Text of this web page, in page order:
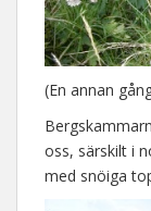
(En annan
oss, särskilt i
med snöiga